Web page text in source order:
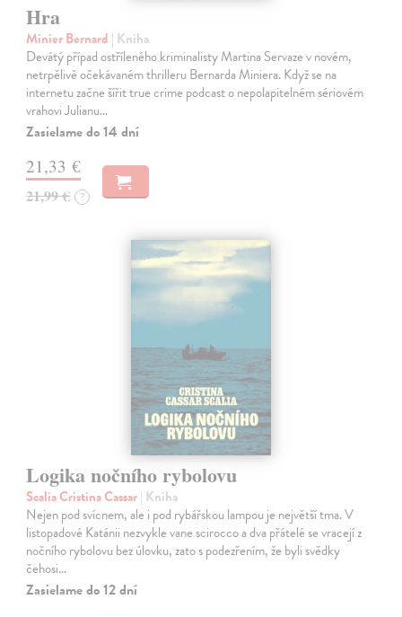
Hra
Minier Bernard | Kniha
Devátý případ ostříleného kriminalisty Martina Servaze v novém,
netrpělivě očekávaném thrilleru Bernarda Miniera. Když se na
internetu začne šířit true crime podcast o nepolapitelném sériovém
vrahovi Julianu…
Zasielame do 14 dní
21,33 €
21,99 € ?
Logika nočního rybolovu
Scalia Cristina Cassar| Kniha
Nejen pod svícnem, ale i pod rybářskou lampou je největší tma. V
listopadové Katánii nezvykle vane scirocco a dva přátelé se vracejí z
nočního rybolovu bez úlovku, zato s podezřením, že byli svědky
čehosi…
Zasielame do 12 dní